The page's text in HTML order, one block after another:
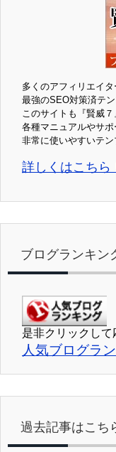
多くのアフィリエイ
最強のSEO対策済テン
このサイトも『賢威７
各種マニュアルやサポ
非常に使いやすいテン
詳しくはこちら
ブログランキン
是非クリックして
人気ブログラ
過去記事はこち